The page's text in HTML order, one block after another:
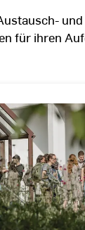
für ihren